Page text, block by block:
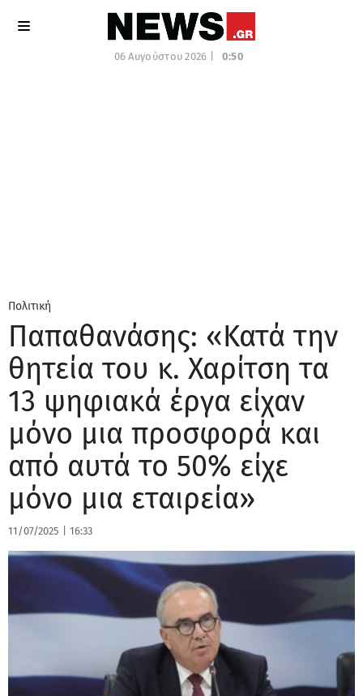
06 Αυγούστου 2026 | 0:50
Πολιτική
Παπαθανάσης: «Κατά την
θητεία του κ. Χαρίτση τα
13 ψηφιακά έργα είχαν
μόνο μια προσφορά και
από αυτά το 50% είχε
μόνο μια εταιρεία»
11/07/2025 16:33